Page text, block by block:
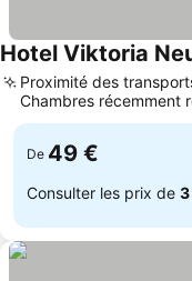
Hotel Viktoria
Proximité des
Chambres récemment
De 49 €
Consulter les prix de